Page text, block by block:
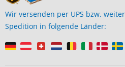
Wir versenden per UPS bzw.
Spedition in folgende Länder: